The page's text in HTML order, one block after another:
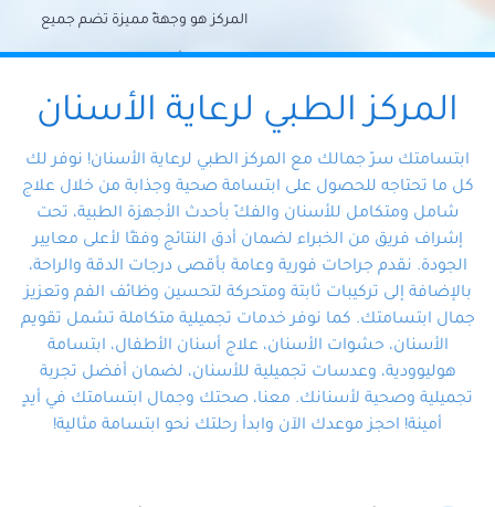
المركز هو وجهةً مميزة تضم جميع
احتياجات الأسنان تحت سقف واحد،
وتضمن لك حلاً شاملًا لجميع
المتخصص ذوي الخبرة، ستجد نفسك
في أيد أمينة تلبي احتياجاتك بكل
احترافية ودقة.
المركز الطبي لرعاية الأسنان
ابتسامتك سرّ جمالك مع المركز الطبي لرعاية الأسنان! نوفر لك
كل ما تحتاجه للحصول على ابتسامة صحية وجذابة من خلال علاج
شامل ومتكامل للأسنان والفكّ بأحدث الأجهزة الطبية، تحت
إشراف فريق من الخبراء لضمان أدق النتائج وفقًا لأعلى معايير
الجودة. نقدم جراحات فورية وعامة بأقصى درجات الدقة والراحة،
بالإضافة إلى تركيبات ثابتة ومتحركة لتحسين وظائف الفم وتعزيز
جمال ابتسامتك. كما نوفر خدمات تجميلية متكاملة تشمل تقويم
الأسنان، حشوات الأسنان، علاج أسنان الأطفال، ابتسامة
هوليوودية، وعدسات تجميلية للأسنان، لضمان أفضل تجربة
تجميلية وصحية لأسنانك. معنا، صحتك وجمال ابتسامتك في أيدٍ
أمينة! احجز موعدك الآن وابدأ رحلتك نحو ابتسامة مثالية!